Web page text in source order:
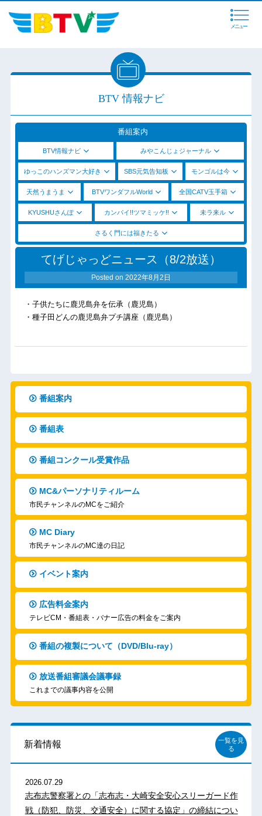
メニュー
BTV 情報ナビ
番組案内
BTV情報ナビ みやこんじょジャーナル
ゆっこのハンズマン大好き SBS元気告知板 モンゴルは今
天然うまうま BTVワンダフルWorld 全国CATV玉手箱
KYUSHUさんぽ カンパイ!!ツマミッケ!! 未ラ来ル
さるく門には福きたる
てげじゃっどニュース（8/2放送）
Posted on 2022年8月2日
・子供たちに鹿児島弁を伝承（鹿児島）
・種子田どんの鹿児島弁プチ講座（鹿児島）
番組案内
番組表
番組コンクール受賞作品
MC&パーソナリティルーム
市民チャンネルのMCをご紹介
MC Diary
市民チャンネルのMC達の日記
イベント案内
広告料金案内
テレビCM・番組表・バナー広告の料金をご案内
番組の複製について（DVD/Blu-ray）
放送番組審議会議事録
これまでの議事内容を公開
新着情報
一覧を見
る
2026.07.29
志布志警察署との「志布志・大崎安全安心スリーガード作
戦（防犯、防災、交通安全）に関する協定」の締結につい